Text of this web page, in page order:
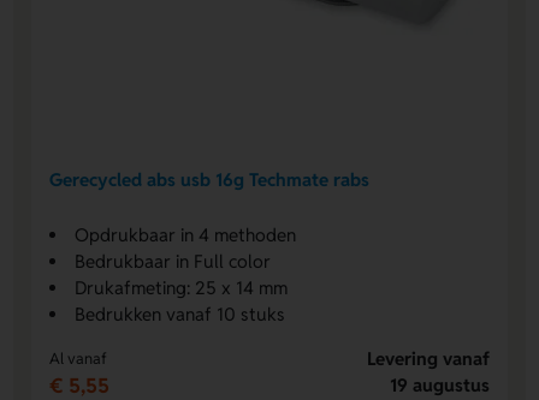
Gerecycled abs usb 16g Techmate rabs
Opdrukbaar in 4 methoden
Bedrukbaar in Full color
Drukafmeting: 25 x 14 mm
Bedrukken vanaf 10 stuks
Al vanaf
€ 5,55
Levering vanaf
19 augustus